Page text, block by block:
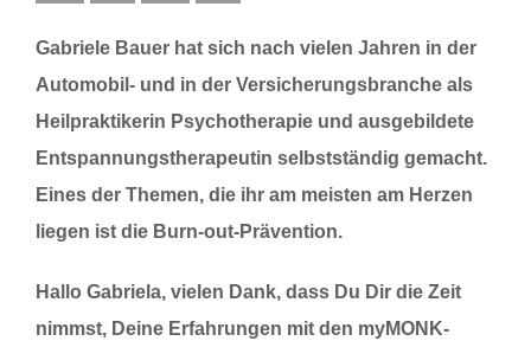
Gabriele Bauer hat sich nach vielen Jahren in der
Automobil- und in der Versicherungsbranche als
Heilpraktikerin Psychotherapie und ausgebildete
Entspannungstherapeutin selbstständig gemacht.
Eines der Themen, die ihr am meisten am Herzen
liegen ist die Burn-out-Prävention.
Hallo Gabriela, vielen Dank, dass Du Dir die Zeit
nimmst, Deine Erfahrungen mit den myMONK-